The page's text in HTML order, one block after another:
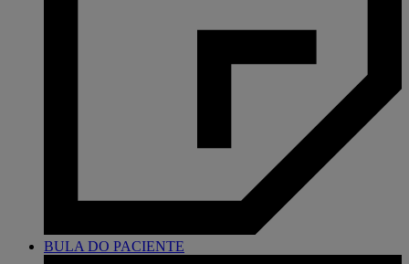
BULA DO PACIENTE